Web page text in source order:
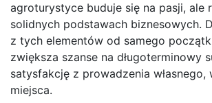
agroturystyce buduje się na pasji, ale
solidnych podstawach biznesowych.
z tych elementów od samego
zwiększa szanse na długoterminowy
satysfakcję z prowadzenia
miejsca.